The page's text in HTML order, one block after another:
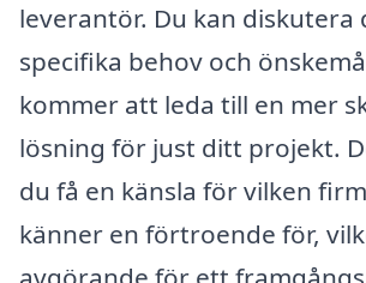
leverantör. Du kan diskutera
specifika behov och
kommer att leda till en mer
lösning för just ditt projekt.
du få en känsla för vilken
känner en förtroende för,